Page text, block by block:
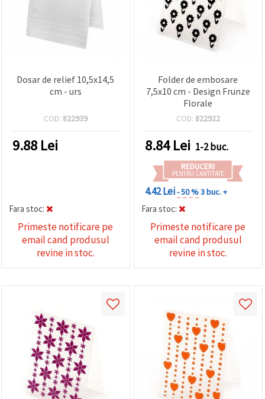
Dosar de relief 10,5x14,5
cm - urs
COD: 822939
9.88 Lei
Fara stoc:
Primeste notificare pe
email cand produsul
revine in stoc.
Folder de embosare
7,5x10 cm - Design Frunze
Florale
COD: 822922
8.84Lei 1-2 buc.
REDUCERI
PENTRU CANTITATE
4.42 Lei- 50 %3 buc. +
Fara stoc:
Primeste notificare pe
email cand produsul
revine in stoc.